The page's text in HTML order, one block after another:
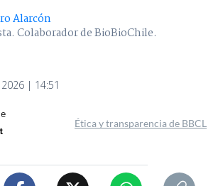
Alarcón
Colaborador de BioBioChile.
| 14:51
Ética y transparencia de BBCL